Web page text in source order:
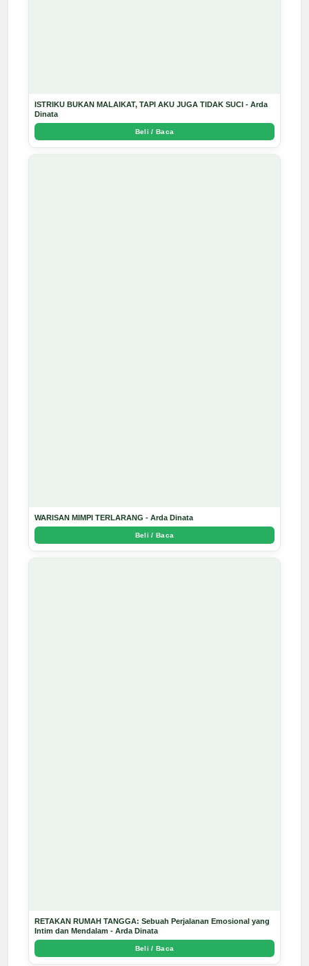
ISTRIKU BUKAN MALAIKAT, TAPI AKU JUGA TIDAK SUCI - Arda
Dinata
Beli / Baca
WARISAN MIMPI TERLARANG - Arda Dinata
Beli / Baca
RETAKAN RUMAH TANGGA: Sebuah Perjalanan Emosional yang
Intim dan Mendalam - Arda Dinata
Beli / Baca